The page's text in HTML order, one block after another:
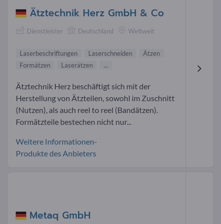
Ätztechnik Herz GmbH & Co
Dienstleister Deutschland Weltweit
Laserbeschriftungen Laserschneiden
Ätzen
Formätzen
Laserätzen ...
Ätztechnik Herz beschäftigt sich mit der
Herstellung von Ätzteilen, sowohl im Zuschnitt
(Nutzen), als auch reel to reel (Bandätzen).
Formätzteile bestechen nicht nur...
Weitere Informationen-
Produkte des Anbieters
Metaq GmbH